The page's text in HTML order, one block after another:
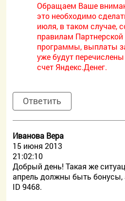
Обращаем Ваше
это необходимо
июля, в таком случае,
правилам Партнерской
программы, выплаты
уже будут
счет Яндекс.Денег.
Ответить
Иванова Вера
15 июня 2013
21:02:10
Добрый день! Такая же
апрель должны быть бонусы,
ID 9468.